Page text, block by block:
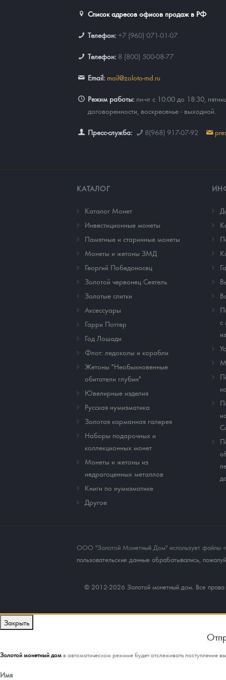
Наборы подарочных и коллекционных монет
Монеты и жетоны из недрагоценных металлов
Книги по нумизматике
Список адресов офисов продаж в РФ
Телефон: +7 (960) 071-01-07
Телефон: 8 (800) 500-08-77
Email: mail@zoloto-md.ru
Режим работы: пн-чт с 10:00 до 18:30,
договоренности, воскресенье - выходной.
Пресс-служба: 8(968) 917-07-92
КАТАЛОГ
Каталог Монет
Инвестиционные монеты
Памятные и старинные монеты
Монеты и жетоны ЗМД
Георгий Победоносец
Золотой червонец Сеятель
Золотые слитки
Аксессуары
Гарри Поттер
Год Лошади
Флот: ледоколы и корабли
Жетоны "Необыкновенные
обитатели глубин"
Ювелирные изделия
Русская нумизматика
Золотая карманная галерея
Наборы подарочных и
коллекционных монет
Монеты и жетоны из
недрагоценных металлов
Книги по нумизматике
Другое
с
ООО "Золотой Монетный Дом" использует файлы
пользовательские данные обрабатывались,
© 2012-2026 Золотой монетный дом. Все
Закрыть
Золотой монетный домв автоматическом режиме будет отслеживать
Имя